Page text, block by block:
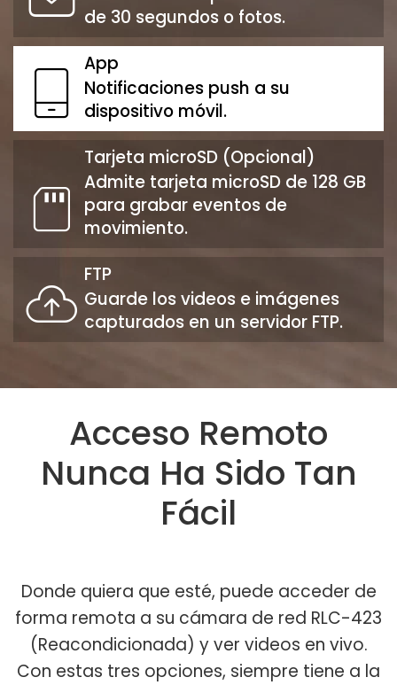
de 30 segundos o fotos.
App
Notificaciones push a su
dispositivo móvil.
Tarjeta microSD (Opcional)
Admite tarjeta microSD de 128 GB
para grabar eventos de
movimiento.
FTP
Guarde los videos e imágenes
capturados en un servidor FTP.
Acceso Remoto
Nunca Ha Sido Tan
Fácil
Donde quiera que esté, puede acceder de
forma remota a su cámara de red RLC-423
(Reacondicionada) y ver videos en vivo.
Con estas tres opciones, siempre tiene a la